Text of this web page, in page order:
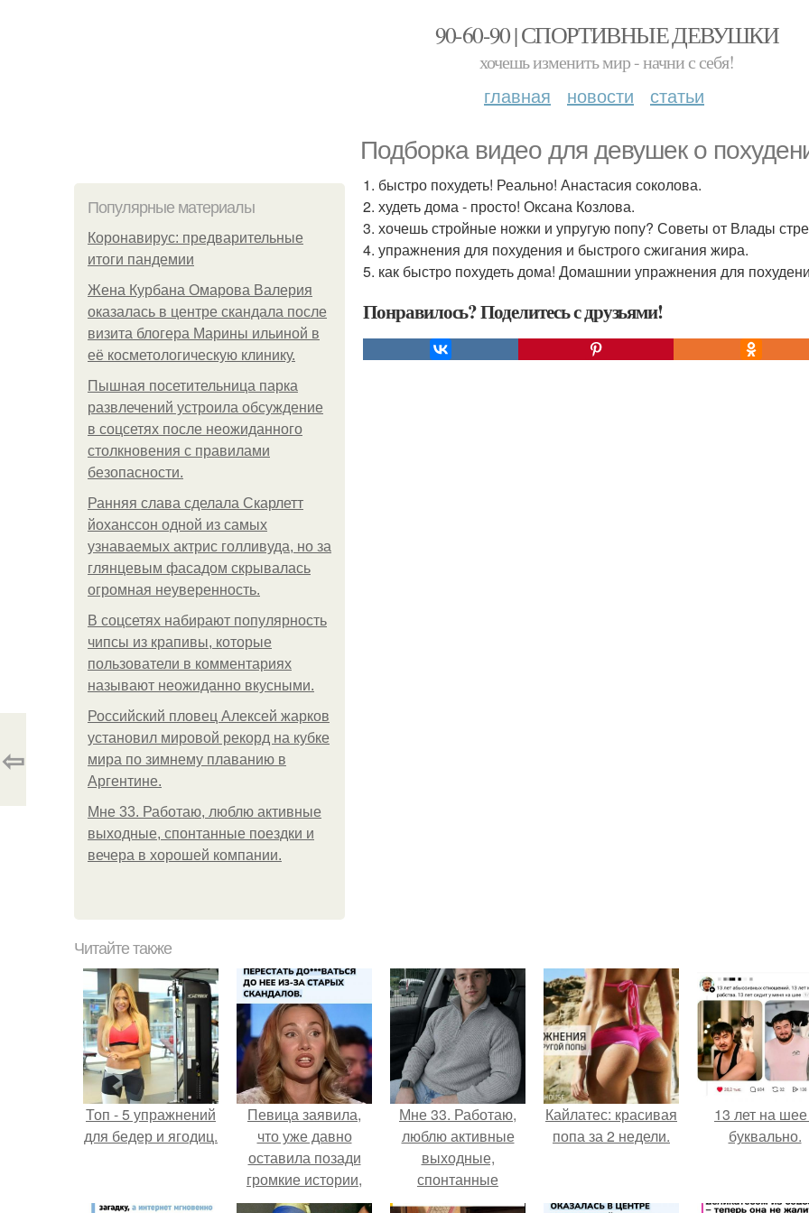
90-60-90 | СПОРТИВНЫЕ ДЕВУШКИ
хочешь изменить мир - начни с себя!
главная новости статьи
Подборка видео для девушек о
Популярные материалы
Коронавирус: предварительные
итоги пандемии
Жена Курбана Омарова Валерия
оказалась в центре скандала после
визита блогера Марины ильиной в
её косметологическую клинику.
Пышная посетительница парка
развлечений устроила обсуждение
в соцсетях после неожиданного
столкновения с правилами
безопасности.
Ранняя слава сделала Скарлетт
йоханссон одной из самых
узнаваемых актрис голливуда, но за
глянцевым фасадом скрывалась
огромная неуверенность.
В соцсетях набирают популярность
чипсы из крапивы, которые
пользователи в комментариях
называют неожиданно вкусными.
Российский пловец Алексей жарков
установил мировой рекорд на кубке
мира по зимнему плаванию в
Аргентине.
Мне 33. Работаю, люблю активные
выходные, спонтанные поездки и
вечера в хорошей компании.
1. быстро похудеть! Реально! Анастасия соколова.
2. худеть дома - просто! Оксана Козлова.
3. хочешь стройные ножки и упругую попу? Советы от Влады
4. упражнения для похудения и быстрого сжигания жира.
5. как быстро похудеть дома! Домашнии упражнения для
Понравилось? Поделитесь с друзьями!
⇦
Читайте также
Топ - 5 упражнений
для бедер и ягодиц.
Певица заявила,
что уже давно
оставила позади
громкие истории,
сосредоточилась на
Мне 33. Работаю,
люблю активные
выходные,
спонтанные
поездки и вечера в
Кайлатес: красивая
попа за 2 недели.
13 лет на
буквально.